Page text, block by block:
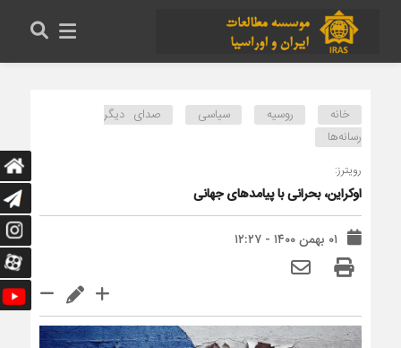
خانه روسیه سیاسی
صدای دیگر
رسانه‌ها
رویترز‏:
اوکراین، بحرانی با پیامدهای جهانی
۰۱ بهمن ۱۴۰۰ - ۱۲:۲۷